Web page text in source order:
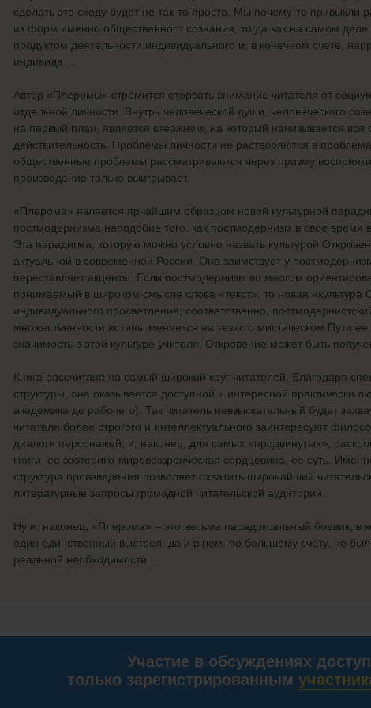
сделать это сходу будет не так-то просто. Мы почему-то привыкли
из форм именно общественного сознания, тогда как на самом
продуктом деятельности индивидуального и, в конечном счете,
индивида…
Автор «Плеромы» стремится оторвать внимание читателя от
отдельной личности. Внутрь человеческой души, человеческого
на первый план, является стержнем, на который нанизывается
действительность. Проблемы личности не растворяются в
общественные проблемы рассматриваются через призму
произведение только выигрывает.
«Плерома» является ярчайшим образцом новой культурной
постмодернизма наподобие того, как постмодернизм в свое время
Эта парадигма, которую можно условно назвать культурой
актуальной в современной России. Она заимствует у
переставляет акценты. Если постмодернизм во многом
понимаемый в широком смысле слова «текст», то новая «культура
индивидуального просветления; соответственно,
множественности истины меняется на тезис о мистическом Пути
значимость в этой культуре учителя, Откровение может быть
Книга рассчитана на самый широкий круг читателей. Благодаря
структуры, она оказывается доступной и интересной практически
академика до рабочего). Так читатель невзыскательный будет
читателя более строгого и интеллектуального заинтересуют
диалоги персонажей; и, наконец, для самых «продвинутых»,
книги, ее эзотерико-мировоззренческая сердцевина, ее суть.
структура произведения позволяет охватить широчайший
литературные запросы громадной читательской аудитории.
Ну и, наконец, «Плерома» – это весьма парадоксальный боевик, в
один единственный выстрел, да и в нем, по большому счету, не
реальной необходимости…
Участие в обсуждениях
только зарегистрированным